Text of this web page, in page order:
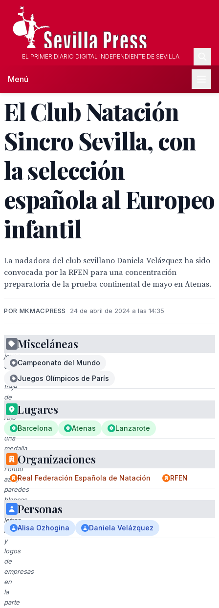
EL PRIMER DIARIO DIGITAL INDEPENDIENTE DE SEVILLA
Menú
El Club Natación
Sincro Sevilla, con
la selección
española al Europeo
infantil
La nadadora del club sevillano Daniela Velázquez ha sido
convocada por la RFEN para una concentración
preparatoria de la prueba continental de mayo en Atenas.
POR MKMACPRESS 24 de abril de 2024 a las 14:35
Una
joven
en
un
traje
de
baño
rojo
sostiene
una
medalla
dorada.
Fondo
azul,
paredes
blancas
con
letras
negras
y
logos
de
empresas
en
la
parte
Misceláneas
Campeonato del Mundo
Juegos Olímpicos de París
Lugares
Barcelona Atenas Lanzarote
Organizaciones
Real Federación Española de Natación RFEN
Personas
Alisa Ozhogina Daniela Velázquez